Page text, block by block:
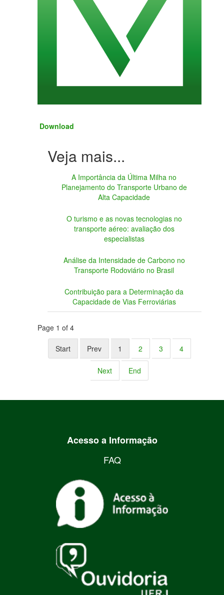
Download
A Importância da Última Milha no
Planejamento do Transporte Urbano de
Alta Capacidade
O turismo e as novas tecnologias no
transporte aéreo: avaliação dos
especialistas
Análise da Intensidade de Carbono no
Transporte Rodoviário no Brasil
Contribuição para a Determinação da
Capacidade de Vias Ferroviárias
Page 1 of 4
Start Prev 1 2 3 4
Next End
Acesso a Informação
FAQ